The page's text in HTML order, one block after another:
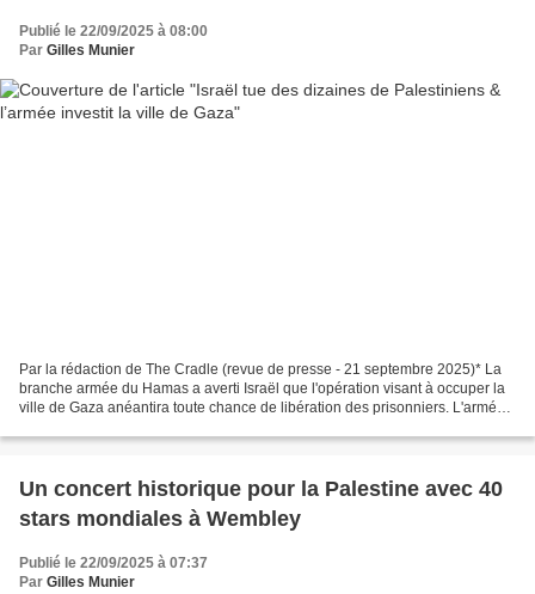
Publié le 22/09/2025 à 08:00
Par Gilles Munier
Par la rédaction de The Cradle (revue de presse - 21 septembre 2025)* La
branche armée du Hamas a averti Israël que l'opération visant à occuper la
ville de Gaza anéantira toute chance de libération des prisonniers. L'armée
Un concert historique pour la Palestine avec 40
stars mondiales à Wembley
Publié le 22/09/2025 à 07:37
Par Gilles Munier